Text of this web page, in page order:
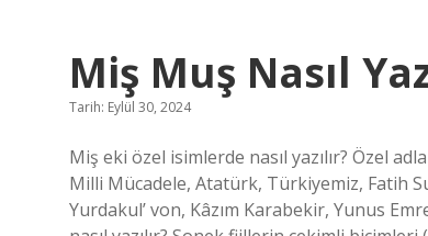
Miş Muş Nasıl
Tarih: Eylül 30, 2024
Miş eki özel isimlerde nasıl yazılır? Özel
Milli Mücadele, Atatürk, Türkiyemiz, Fatih
Yurdakul’ von, Kâzım Karabekir, Yunus